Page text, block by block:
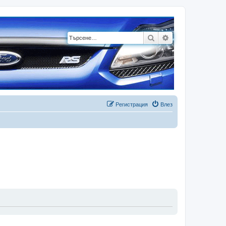
ТърсенеРазширено
Влез
Регистрация